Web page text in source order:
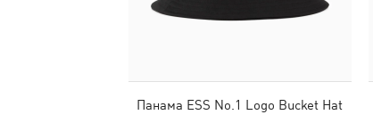
Панама ESS No.1 Logo Bucket Hat